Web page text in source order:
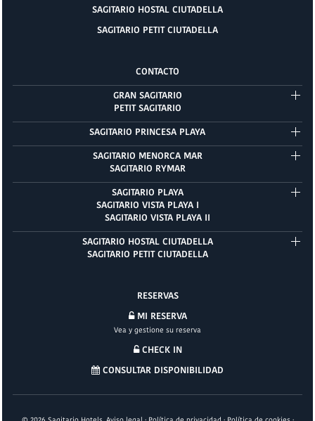
SAGITARIO HOSTAL CIUTADELLA
SAGITARIO PETIT CIUTADELLA
CONTACTO
GRAN SAGITARIO
PETIT SAGITARIO
SAGITARIO PRINCESA PLAYA
SAGITARIO MENORCA MAR
SAGITARIO RYMAR
SAGITARIO PLAYA
SAGITARIO VISTA PLAYA I
SAGITARIO VISTA PLAYA II
SAGITARIO HOSTAL CIUTADELLA
SAGITARIO PETIT CIUTADELLA
RESERVAS
MI RESERVA
Vea y gestione su reserva
CHECK IN
CONSULTAR DISPONIBILIDAD